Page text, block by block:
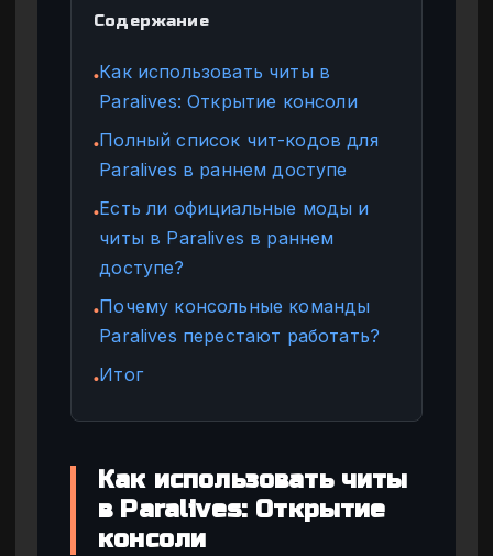
Содержание
●Как использовать читы в
Paralives: Открытие консоли
●Полный список чит-кодов для
Paralives в раннем доступе
●Есть ли официальные моды и
читы в Paralives в раннем
доступе?
●Почему консольные команды
Paralives перестают работать?
●Итог
Как использовать читы
в Paralives: Открытие
консоли